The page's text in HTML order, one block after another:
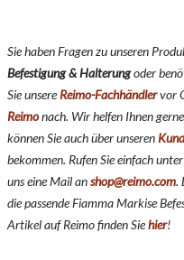
Sie haben Fragen zu unseren
Befestigung & Halterungoder
Sie unsereReimo-Fachhändlervor
Reimonach. Wir helfen Ihnen
können Sie auch über unseren
bekommen. Rufen Sie einfach unter
uns eine Mail anshop@reimo.com.
die passende Fiamma Markise
Artikel auf Reimo finden Siehier!